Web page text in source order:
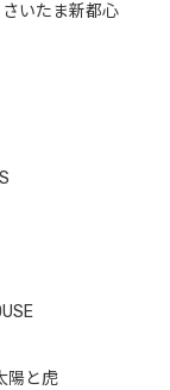
さいたま新都心
陽と虎